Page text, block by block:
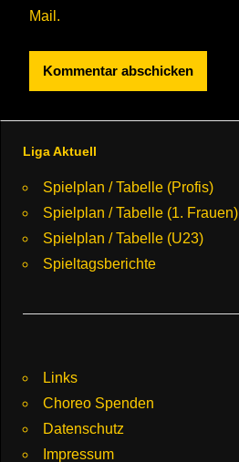
Mail.
Liga Aktuell
Spielplan / Tabelle (Profis)
Spielplan / Tabelle (1. Frauen)
Spielplan / Tabelle (U23)
Spieltagsberichte
Links
Choreo Spenden
Datenschutz
Impressum